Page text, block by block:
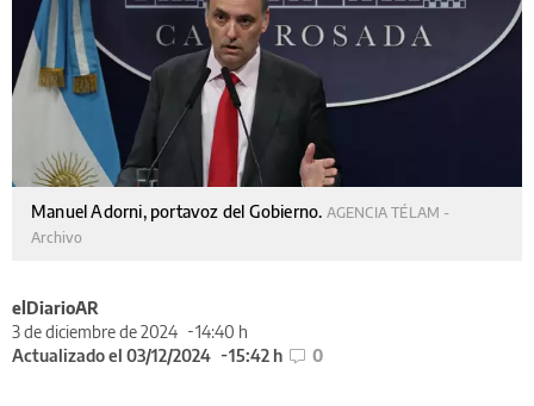
Manuel Adorni, portavoz del Gobierno. AGENCIA TÉLAM -
Archivo
elDiarioAR
3 de diciembre de 2024
14:40 h
Actualizado el 03/12/2024
15:42 h 0